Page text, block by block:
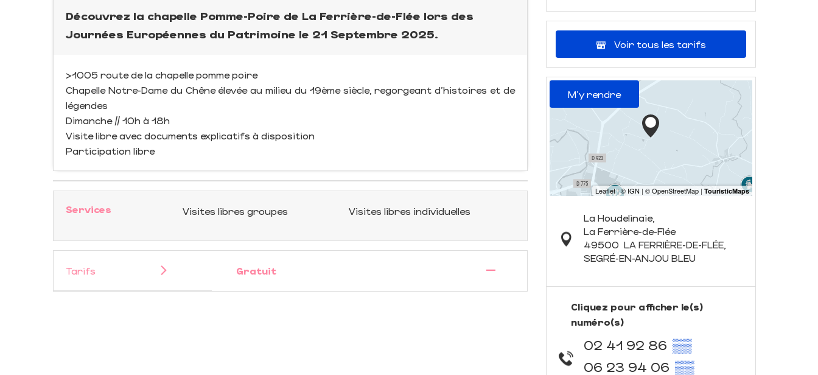
Découvrez la chapelle Pomme-Poire de La Ferrière-de-Flée lors des
Journées Européennes du Patrimoine le 21 Septembre 2025.
>1005 route de la chapelle pomme poire
Chapelle Notre-Dame du Chêne élevée au milieu du 19ème siècle, regorgeant d'histoires et de
légendes
Dimanche // 10h à 18h
Visite libre avec documents explicatifs à disposition
Participation libre
Services Visites libres groupes Visites libres individuelles
Tarifs Gratuit —
Voir tous les tarifs
M'y rendre
La Houdelinaie,
La Ferrière-de-Flée
49500 LA FERRIÈRE-DE-FLÉE,
SEGRÉ-EN-ANJOU BLEU
Cliquez pour afficher le(s)
numéro(s)
02 41 92 86 ▒▒
06 23 94 06 ▒▒